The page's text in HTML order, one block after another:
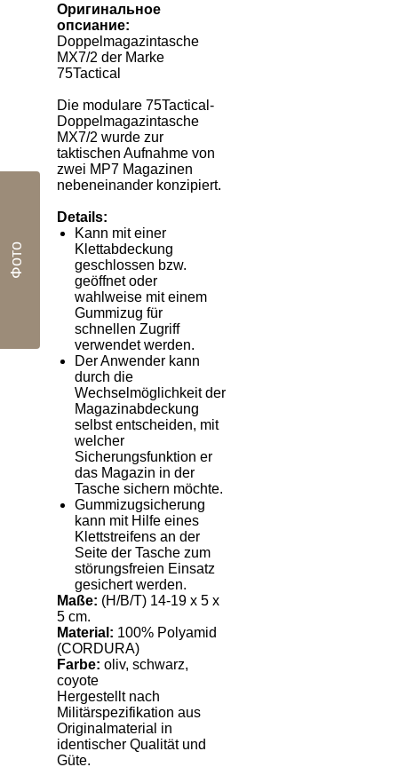
Оригинальное
опсиание:
Doppelmagazintasche
MX7/2 der Marke
75Tactical
Die modulare 75Tactical-
Doppelmagazintasche
MX7/2 wurde zur
taktischen Aufnahme von
zwei MP7 Magazinen
nebeneinander konzipiert.
Details:
Kann mit einer
Klettabdeckung
geschlossen bzw.
geöffnet oder
wahlweise mit einem
Gummizug für
schnellen Zugriff
verwendet werden.
Der Anwender kann
durch die
Wechselmöglichkeit der
Magazinabdeckung
selbst entscheiden, mit
welcher
Sicherungsfunktion er
das Magazin in der
Tasche sichern möchte.
Gummizugsicherung
kann mit Hilfe eines
Klettstreifens an der
Seite der Tasche zum
störungsfreien Einsatz
gesichert werden.
Maße: (H/B/T) 14-19 x 5 x
5 cm.
Material: 100% Polyamid
(CORDURA)
Farbe: oliv, schwarz,
coyote
Hergestellt nach
Militärspezifikation aus
Originalmaterial in
identischer Qualität und
Güte.
Фото